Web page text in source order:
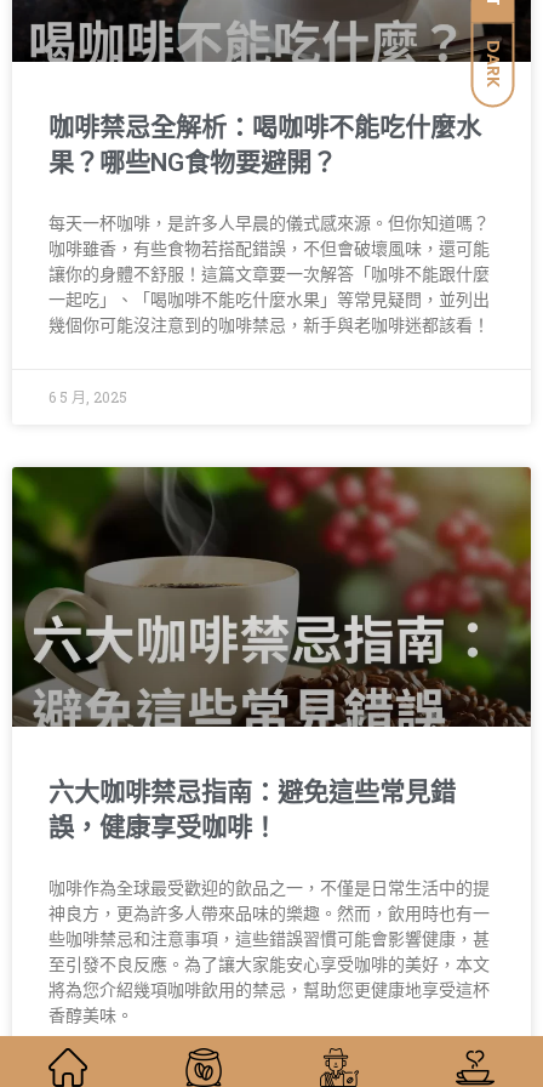
DARK
咖啡禁忌全解析：喝咖啡不能吃什麼水
果？哪些NG食物要避開？
每天一杯咖啡，是許多人早晨的儀式感來源。但你知道嗎？
咖啡雖香，有些食物若搭配錯誤，不但會破壞風味，還可能
讓你的身體不舒服！這篇文章要一次解答「咖啡不能跟什麼
一起吃」、「喝咖啡不能吃什麼水果」等常見疑問，並列出
幾個你可能沒注意到的咖啡禁忌，新手與老咖啡迷都該看！
6 5 月, 2025
六大咖啡禁忌指南：避免這些常見錯
誤，健康享受咖啡！
咖啡作為全球最受歡迎的飲品之一，不僅是日常生活中的提
神良方，更為許多人帶來品味的樂趣。然而，飲用時也有一
些咖啡禁忌和注意事項，這些錯誤習慣可能會影響健康，甚
至引發不良反應。為了讓大家能安心享受咖啡的美好，本文
將為您介紹幾項咖啡飲用的禁忌，幫助您更健康地享受這杯
香醇美味。